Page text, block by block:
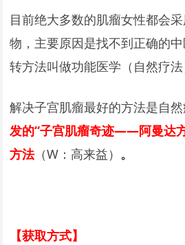
目前绝大多数的肌瘤女性都会
物，主要原因是找不到正确的
转方法叫做功能医学（自然疗法
解决子宫肌瘤最好的方法是自
发的“子宫肌瘤奇迹——阿曼达
方法（W：高来益） 。
【获取方式】